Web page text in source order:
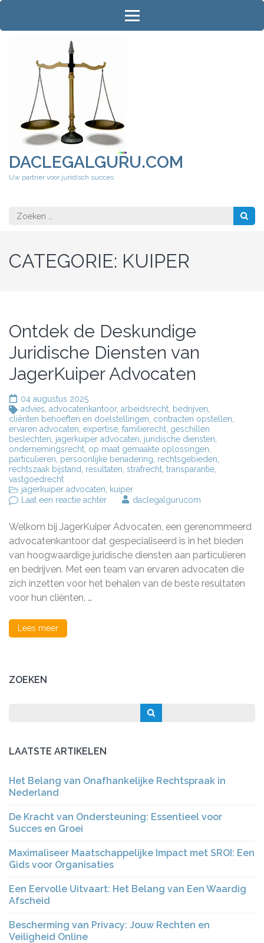
Ga
inhoud
DACLEGALGURU.COM
Uw partner voor juridisch succes
Zoeken
naar:
CATEGORIE: KUIPER
Ontdek de Deskundige
Juridische Diensten van
JagerKuiper Advocaten
04 augustus 2025
advies advocatenkantoor, arbeidsrecht bedrijven
cliënten behoeften en doelstellingen contracten opstellen
ervaren advocaten expertise familierecht geschillen
beslechten jagerkuiper advocaten juridische diensten
ondernemingsrecht op maat gemaakte oplossingen
particulieren persoonlijke benadering rechtsgebieden
rechtszaak bijstand
resultaten strafrecht transparantie
vastgoedrecht
jagerkuiper advocaten
kuiper
Laat een reactie achterop
Deskundige
Juridische
Diensten
van
JagerKuiper
Advocaten
daclegalgurucom
Welkom bij JagerKuiper Advocaten, een gerenommeerd
advocatenkantoor dat gespecialiseerd is in het bieden
van hoogwaardige juridische diensten aan particulieren
en bedrijven. Met een team van ervaren advocaten die
zich inzetten voor het behalen van de beste resultaten
voor hun cliënten, …
Lees meer
ZOEKEN
LAATSTE ARTIKELEN
Het Belang van Onafhankelijke Rechtspraak in
Nederland
De Kracht van Ondersteuning: Essentieel voor
Succes en Groei
Maximaliseer Maatschappelijke Impact met SROI: Een
Gids voor Organisaties
Een Eervolle Uitvaart: Het Belang van Een Waardig
Afscheid
Bescherming van Privacy: Jouw Rechten en
Veiligheid Online